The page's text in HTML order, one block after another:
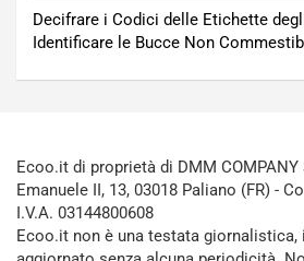
Decifrare i Codici delle Etichette
Identificare le Bucce Non
Ecoo.it di proprietà di DMM
Emanuele II, 13, 03018 Paliano (FR) -
I.V.A. 03144800608
Ecoo.it non è una testata giornalistica,